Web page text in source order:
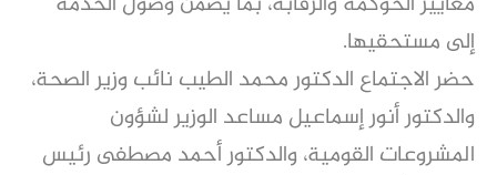
إلى مستحقيها.
حضر الاجتماع الدكتور محمد الطيب نائب وزير الصحة،
والدكتور أنور إسماعيل مساعد الوزير لشؤون
المشروعات القومية، والدكتور أحمد مصطفى رئيس